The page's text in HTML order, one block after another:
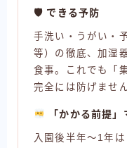
🛡 できる予防
手洗い・うがい・
等）の徹底、加湿
食事。これでも「
完全には防げません
「かかる前提」
入園後半年〜1年は